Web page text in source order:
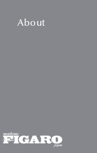
About